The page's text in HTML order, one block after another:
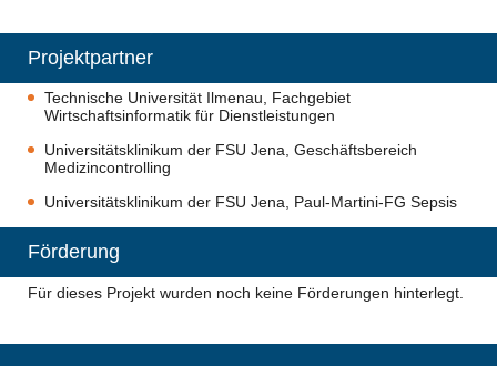
Projektpartner
Technische Universität Ilmenau, Fachgebiet
Wirtschaftsinformatik für Dienstleistungen
Universitätsklinikum der FSU Jena, Geschäftsbereich
Medizincontrolling
Universitätsklinikum der FSU Jena, Paul-Martini-FG Sepsis
Förderung
Für dieses Projekt wurden noch keine Förderungen hinterlegt.